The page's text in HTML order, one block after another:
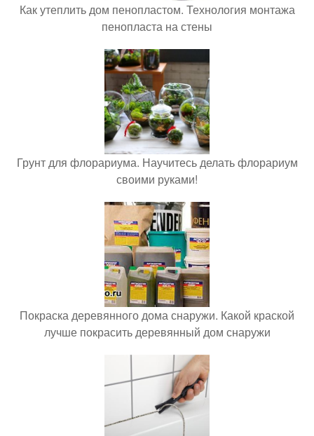
Как утеплить дом пенопластом. Технология монтажа
пенопласта на стены
Грунт для флорариума. Научитесь делать флорариум
своими руками!
Покраска деревянного дома снаружи. Какой краской
лучше покрасить деревянный дом снаружи